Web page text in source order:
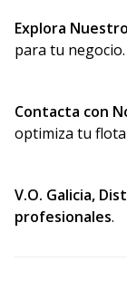
Explora
para tu negocio.
Contacta con
optimiza tu
V.O. Galicia,
profesionales.